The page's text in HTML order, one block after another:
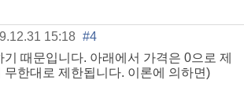
15:18 #4
때문입니다. 아래에서 가격은 0으로 제
무한대로 제한됩니다. 이론에 의하면)